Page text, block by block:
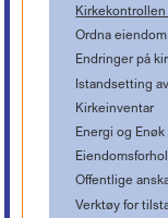
Ordna eiendom
Endringer på
Istandsetting
Kirkeinventar
Energi og Enøk
Offentlige
Verktøy for